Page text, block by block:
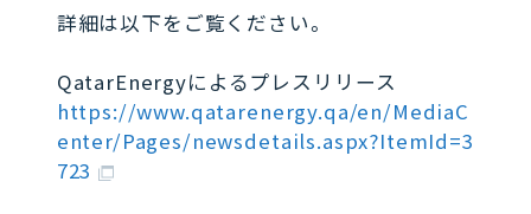
詳細は以下をご覧ください。
QatarEnergyによるプレスリリース
https://www.qatarenergy.qa/en/MediaC
enter/Pages/newsdetails.aspx?ItemId=3
723